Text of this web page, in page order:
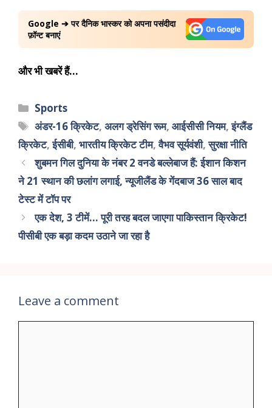
Google ➔ पर दैनिक भास्कर को अपना पसंदीदा
फ़ॉन्ट बनाएं
और भी खबरें हैं…
Sports
अंडर-16 क्रिकेट,अलग ड्रेसिंग रूम,आईसीसी नियम,इंग्लैंड
क्रिकेट,ईसीबी, भारतीय क्रिकेट टीम,वैभव सूर्यवंशी,सुरक्षा नीति
शुबमन गिल दुनिया के नंबर 2 वनडे बल्लेबाज हैं: ईशान किशन
ने 21 स्थान की छलांग लगाई, न्यूजीलैंड के गेंदबाज 36 साल बाद
टेस्ट में टॉप पर
एक देश, 3 टीमें… पूरी तरह बदल जाएगा पाकिस्तान क्रिकेट!
पीसीबी एक बड़ा कदम उठाने जा रहा है
Leave a comment